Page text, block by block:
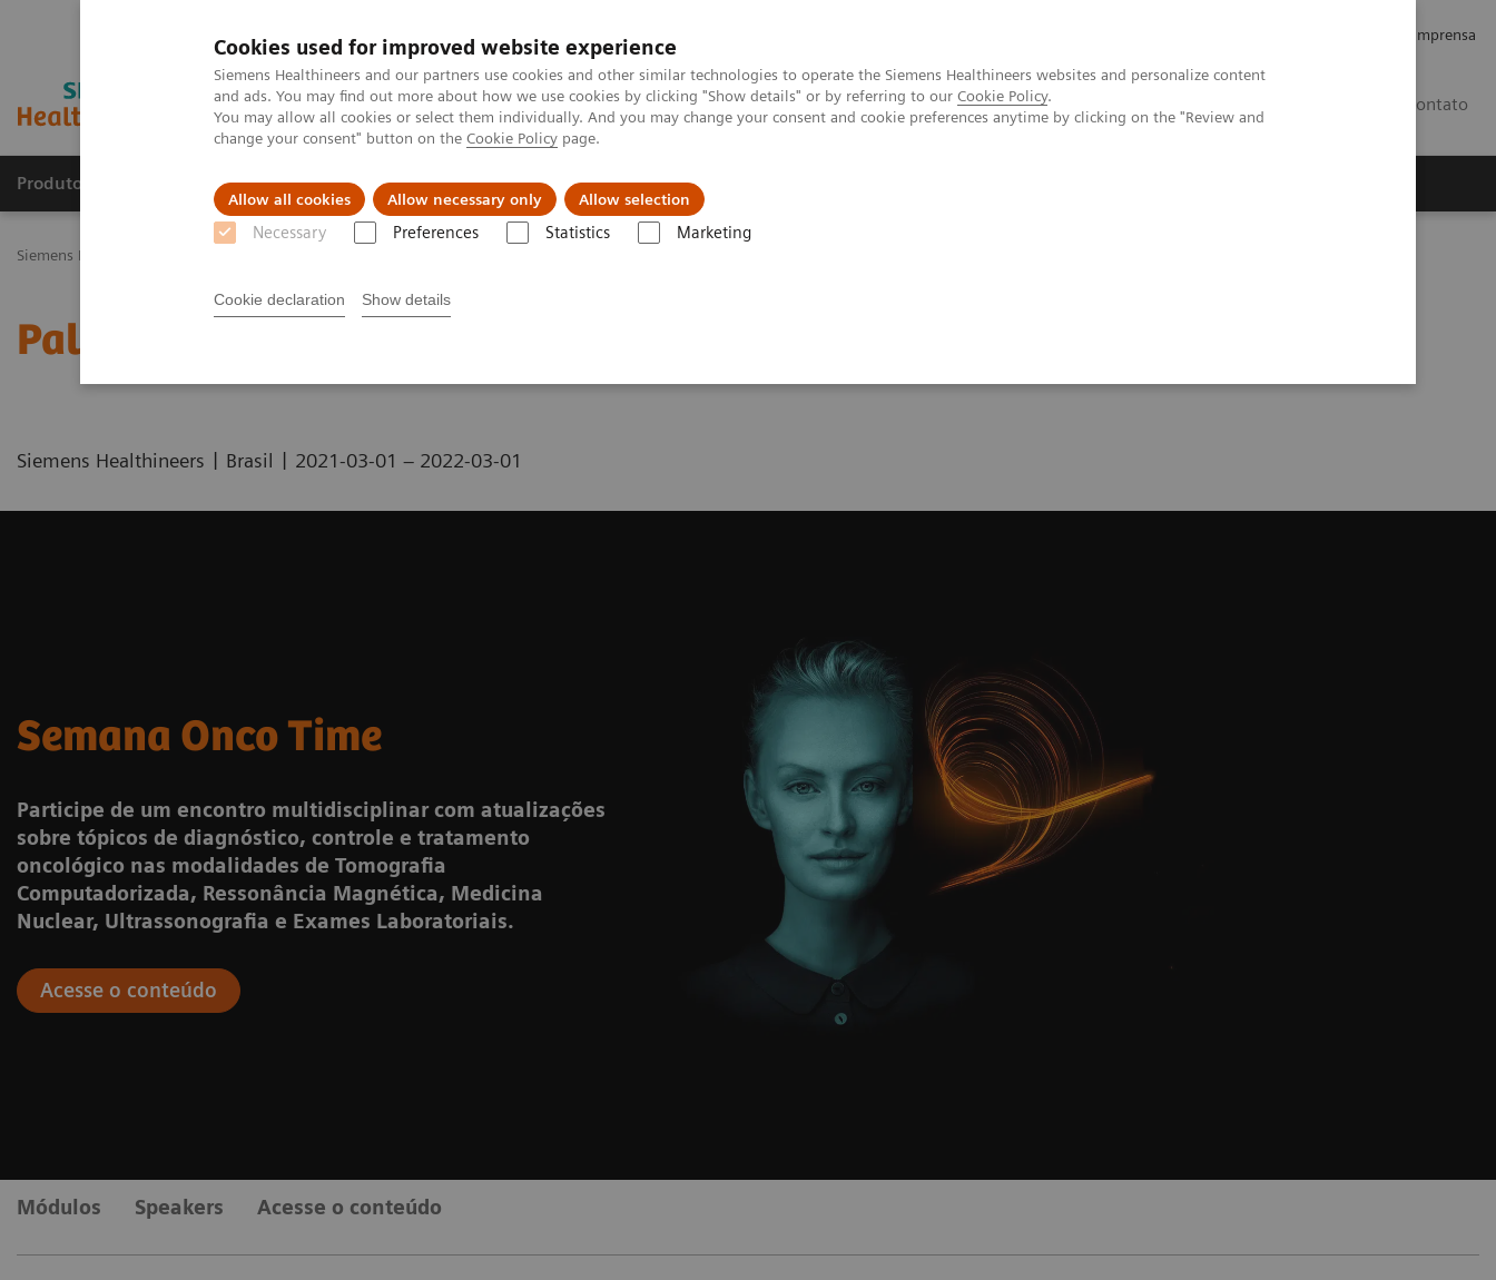
Cookies used for improved website experience
Siemens Healthineers and our partners use cookies and other similar technologies to operate the Siemens Healthineers websites and personalize content
and ads. You may find out more about how we use cookies by clicking "Show details" or by referring to our Cookie Policy.
You may allow all cookies or select them individually. And you may change your consent and cookie preferences anytime by clicking on the "Review and
change your consent" button on the Cookie Policy page.
Allow all cookies Allow necessary only Allow selection
Necessary Preferences Statistics Marketing
Cookie declaration Show details
Imprensa
Contato
Produtos e serviços Especialidades Clínicas e Patologias Serviços de pós-venda
Siemens Healthineers Brasil
Palestras focadas em Oncologia!
Siemens Healthineers | Brasil | 2021-03-01 – 2022-03-01
Semana Onco Time
Participe de um encontro multidisciplinar com atualizações
sobre tópicos de diagnóstico, controle e tratamento
oncológico nas modalidades de Tomografia
Computadorizada, Ressonância Magnética, Medicina
Nuclear, Ultrassonografia e Exames Laboratoriais.
Acesse o conteúdo
Módulos Speakers Acesse o conteúdo